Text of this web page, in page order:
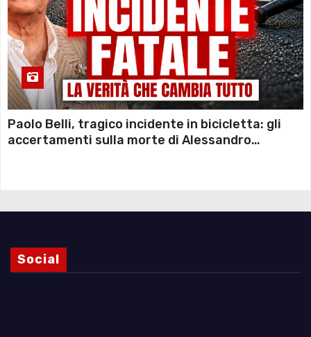
Paolo Belli, tragico incidente in bicicletta: gli
accertamenti sulla morte di Alessandro
Social